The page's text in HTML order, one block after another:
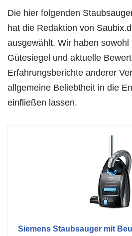
Die hier folgenden
hat die Redaktion von
ausgewählt. Wir haben sowohl
Gütesiegel und aktuelle
Erfahrungsberichte anderer
allgemeine Beliebtheit in die
einfließen lassen.
Siemens Staubsauger mit